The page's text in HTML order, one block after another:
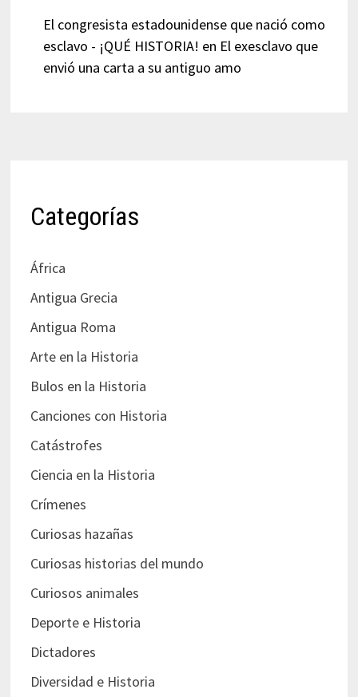
El congresista estadounidense que nació como
esclavo - ¡QUÉ HISTORIA! en El exesclavo que
envió una carta a su antiguo amo
Categorías
África
Antigua Grecia
Antigua Roma
Arte en la Historia
Bulos en la Historia
Canciones con Historia
Catástrofes
Ciencia en la Historia
Crímenes
Curiosas hazañas
Curiosas historias del mundo
Curiosos animales
Deporte e Historia
Dictadores
Diversidad e Historia